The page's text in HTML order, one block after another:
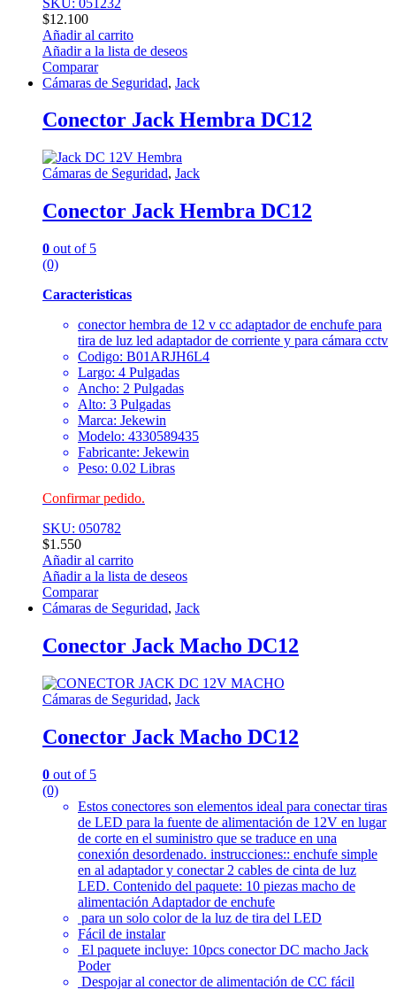
$12.100
Añadir al carrito
Añadir a la lista de deseos
Comparar
Cámaras de Seguridad, Jack
Conector Jack Hembra DC12
Cámaras de Seguridad, Jack
Conector Jack Hembra DC12
0 out of 5
(0)
Caracteristicas
conector hembra de 12 v cc adaptador de enchufe para
tira de luz led adaptador de corriente y para cámara cctv
Codigo: B01ARJH6L4
Largo: 4 Pulgadas
Ancho: 2 Pulgadas
Alto: 3 Pulgadas
Marca: Jekewin
Modelo: 4330589435
Fabricante: Jekewin
Peso: 0.02 Libras
Confirmar pedido.
SKU: 050782
$1.550
Añadir al carrito
Añadir a la lista de deseos
Comparar
Cámaras de Seguridad, Jack
Conector Jack Macho DC12
Cámaras de Seguridad, Jack
Conector Jack Macho DC12
0 out of 5
(0)
Estos conectores son elementos ideal para conectar tiras
de LED para la fuente de alimentación de 12V en lugar
de corte en el suministro que se traduce en una
conexión desordenado. instrucciones:: enchufe simple
en al adaptador y conectar 2 cables de cinta de luz
LED. Contenido del paquete: 10 piezas macho de
alimentación Adaptador de enchufe
para un solo color de la luz de tira del LED
Fácil de instalar
El paquete incluye: 10pcs conector DC macho Jack
Poder
Despojar al conector de alimentación de CC fácil